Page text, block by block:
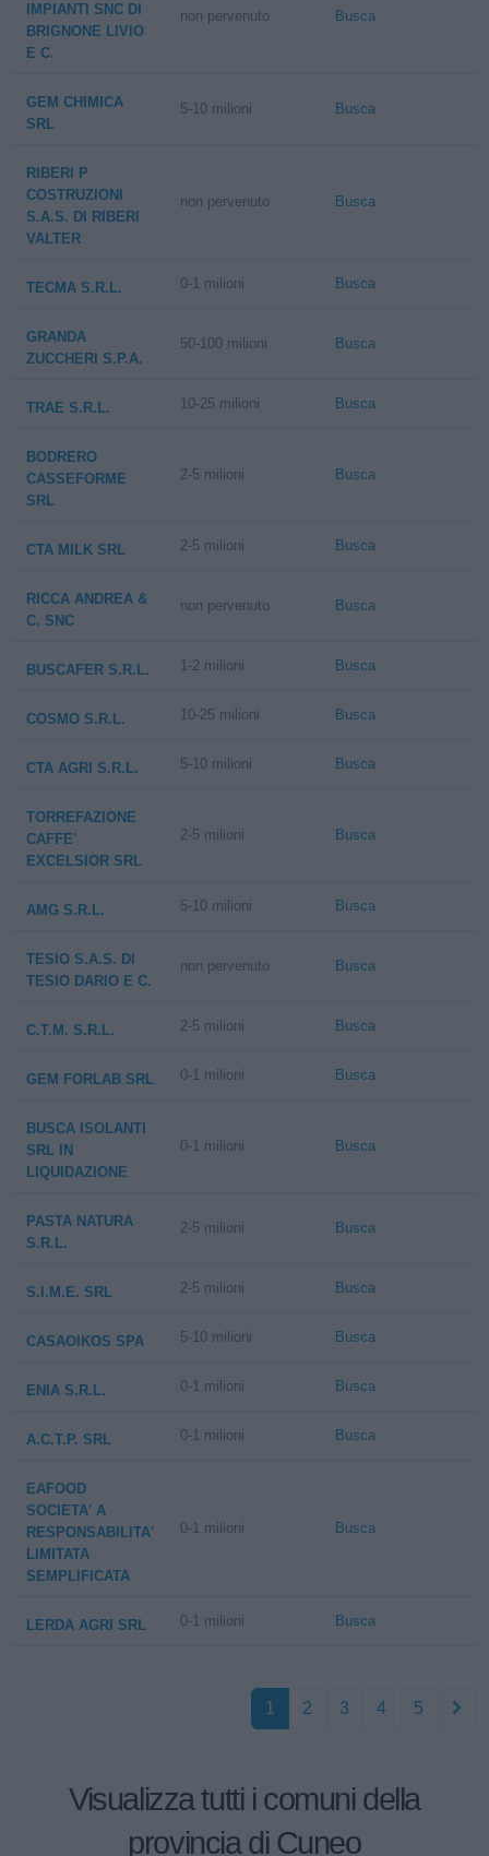
IMPIANTI SNC DI
BRIGNONE LIVIO
E C.
non pervenuto Busca
GEM CHIMICA
SRL
5-10 milioni Busca
RIBERI P
COSTRUZIONI
S.A.S. DI RIBERI
VALTER
non pervenuto Busca
TECMA S.R.L. 0-1 milioni Busca
GRANDA
ZUCCHERI S.P.A.
50-100 milioni Busca
TRAE S.R.L. 10-25 milioni Busca
BODRERO
CASSEFORME
SRL
2-5 milioni Busca
CTA MILK SRL 2-5 milioni Busca
RICCA ANDREA &
C. SNC
non pervenuto Busca
BUSCAFER S.R.L. 1-2 milioni Busca
COSMO S.R.L. 10-25 milioni Busca
CTA AGRI S.R.L. 5-10 milioni Busca
TORREFAZIONE
CAFFE'
EXCELSIOR SRL
2-5 milioni Busca
AMG S.R.L. 5-10 milioni Busca
TESIO S.A.S. DI
TESIO DARIO E C.
non pervenuto Busca
C.T.M. S.R.L. 2-5 milioni Busca
GEM FORLAB SRL 0-1 milioni Busca
BUSCA ISOLANTI
SRL IN
LIQUIDAZIONE
0-1 milioni Busca
PASTA NATURA
S.R.L.
2-5 milioni Busca
S.I.M.E. SRL 2-5 milioni Busca
CASAOIKOS SPA 5-10 milioni Busca
ENIA S.R.L. 0-1 milioni Busca
A.C.T.P. SRL 0-1 milioni Busca
EAFOOD
SOCIETA' A
RESPONSABILITA'
LIMITATA
SEMPLIFICATA
0-1 milioni Busca
LERDA AGRI SRL 0-1 milioni Busca
1 2 3 4 5
Visualizza tutti i comuni della
provincia di Cuneo